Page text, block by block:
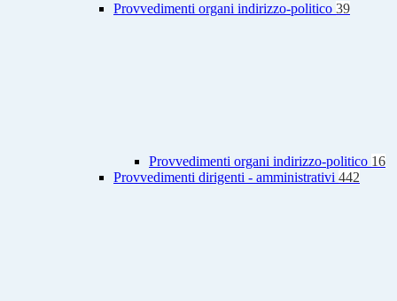
Provvedimenti organi indirizzo-politico 39
Provvedimenti organi indirizzo-politico 16
Provvedimenti dirigenti - amministrativi 442